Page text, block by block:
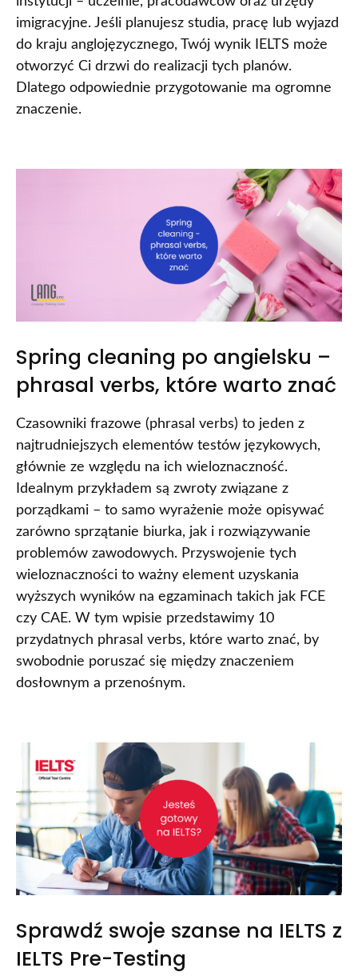
imigracyjne. Jeśli planujesz studia, pracę lub wyjazd
do kraju anglojęzycznego, Twój wynik IELTS może
otworzyć Ci drzwi do realizacji tych planów.
Dlatego odpowiednie przygotowanie ma ogromne
znaczenie.
Spring cleaning po angielsku –
phrasal verbs, które warto znać
Czasowniki frazowe (phrasal verbs) to jeden z
najtrudniejszych elementów testów językowych,
głównie ze względu na ich wieloznaczność.
Idealnym przykładem są zwroty związane z
porządkami – to samo wyrażenie może opisywać
zarówno sprzątanie biurka, jak i rozwiązywanie
problemów zawodowych. Przyswojenie tych
wieloznaczności to ważny element uzyskania
wyższych wyników na egzaminach takich jak FCE
czy CAE. W tym wpisie przedstawimy 10
przydatnych phrasal verbs, które warto znać, by
swobodnie poruszać się między znaczeniem
dosłownym a przenośnym.
Sprawdź swoje szanse na IELTS z
IELTS Pre-Testing